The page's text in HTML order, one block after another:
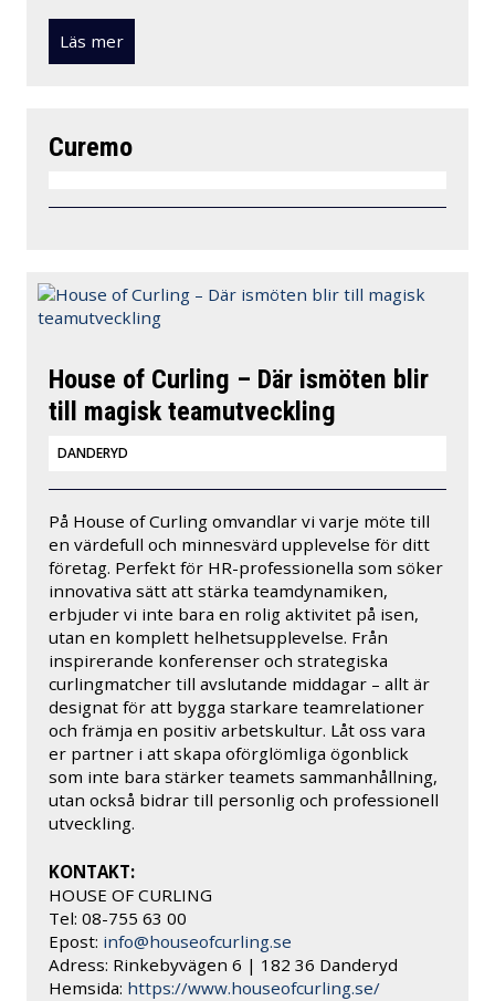
Läs mer
Curemo
House of Curling – Där ismöten blir
till magisk teamutveckling
DANDERYD
På House of Curling omvandlar vi varje möte till
en värdefull och minnesvärd upplevelse för ditt
företag. Perfekt för HR-professionella som söker
innovativa sätt att stärka teamdynamiken,
erbjuder vi inte bara en rolig aktivitet på isen,
utan en komplett helhetsupplevelse. Från
inspirerande konferenser och strategiska
curlingmatcher till avslutande middagar – allt är
designat för att bygga starkare teamrelationer
och främja en positiv arbetskultur. Låt oss vara
er partner i att skapa oförglömliga ögonblick
som inte bara stärker teamets sammanhållning,
utan också bidrar till personlig och professionell
utveckling.
KONTAKT:
HOUSE OF CURLING
Tel: 08-755 63 00
Epost: info@houseofcurling.se
Adress: Rinkebyvägen 6 | 182 36 Danderyd
Hemsida: https://www.houseofcurling.se/